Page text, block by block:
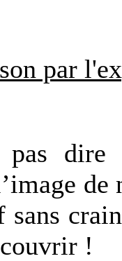
par
dire
sans
!